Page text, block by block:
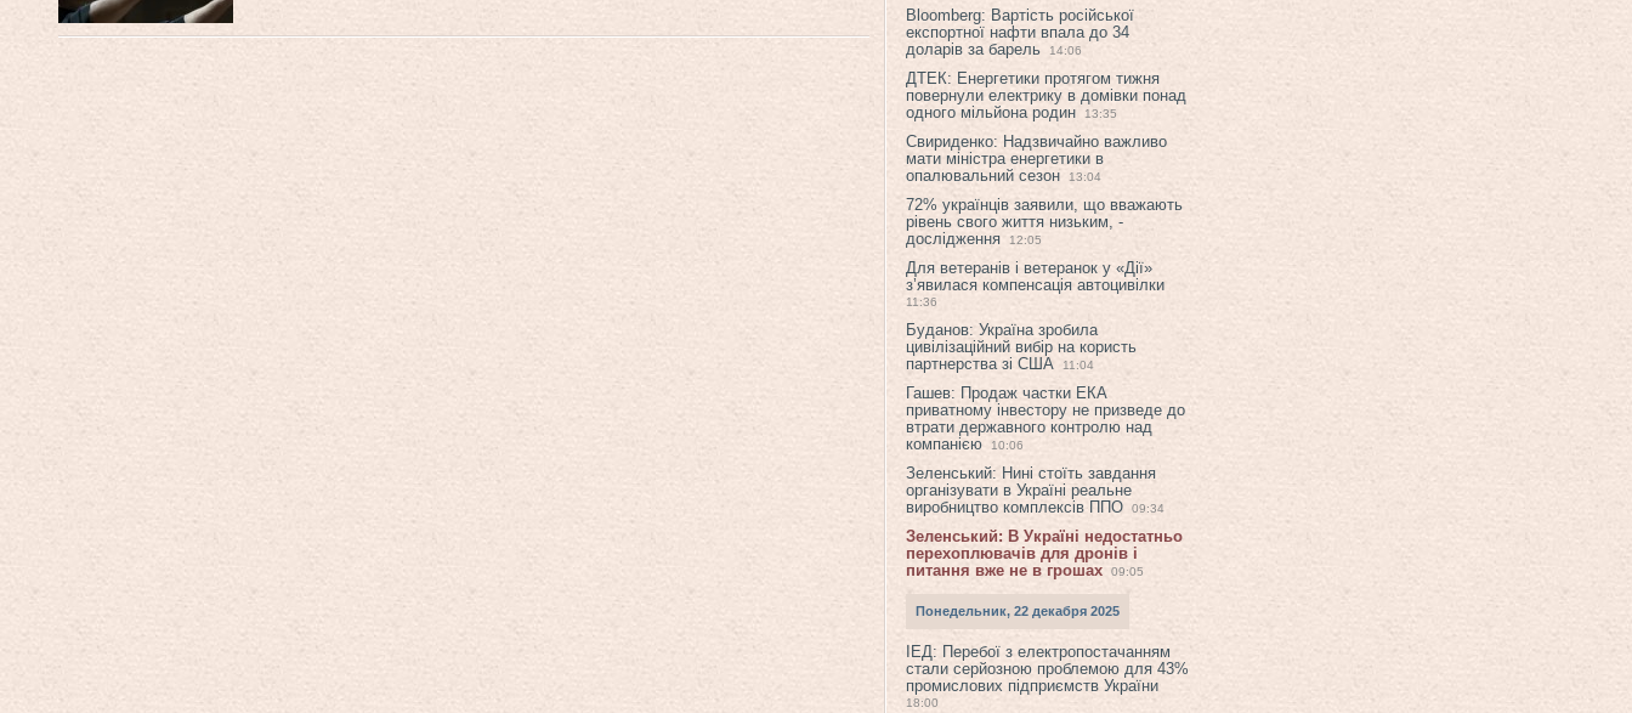
Bloomberg: Вартість російської
експортної нафти впала до 34
доларів за барель
14:06
ДТЕК: Енергетики протягом тижня
повернули електрику в домівки понад
одного мільйона родин
13:35
Свириденко: Надзвичайно важливо
мати міністра енергетики в
опалювальний сезон
13:04
72% українців заявили, що вважають
рівень свого життя низьким, -
дослідження
12:05
Для ветеранів і ветеранок у «Дії»
з’явилася компенсація автоцивілки
11:36
Буданов: Україна зробила
цивілізаційний вибір на користь
партнерства зі США
11:04
Гашев: Продаж частки ЕКА
приватному інвестору не призведе до
втрати державного контролю над
компанією
10:06
Зеленський: Нині стоїть завдання
організувати в Україні реальне
виробництво комплексів ППО
09:34
Зеленський: В Україні недостатньо
перехоплювачів для дронів і
питання вже не в грошах
09:05
Понедельник, 22 декабря 2025
ІЕД: Перебої з електропостачанням
стали серйозною проблемою для 43%
промислових підприємств України
18:00